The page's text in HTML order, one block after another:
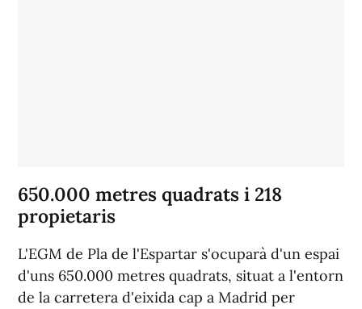
650.000 metres quadrats i 218
propietaris
L'EGM de Pla de l'Espartar s'ocuparà d'un espai
d'uns 650.000 metres quadrats, situat a l'entorn
de la carretera d'eixida cap a Madrid per